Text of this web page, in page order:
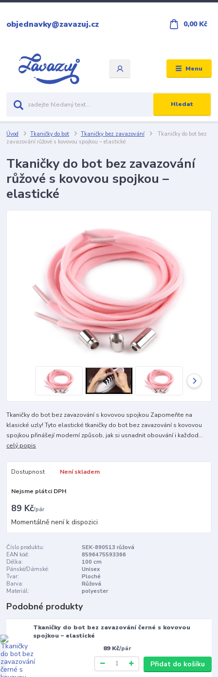
Menu
Hledat
objednavky@zavazuj.cz 0,00 Kč
Úvod Tkaničky do bot Tkaničky bez zavazování
Tkaničky do bot bez
zavazování růžové s kovovou spojkou – elastické
Tkaničky do bot bez zavazování
růžové s kovovou spojkou –
elastické
Tkaničky do bot bez zavazování s kovovou spojkou Zapomeňte na
klasické uzly! Tyto elastické tkaničky do bot bez zavazování s kovovou
spojkou přinášejí moderní způsob, jak si usnadnit obouvání i každod...
celý popis
Dostupnost Není skladem
Nejsme plátci DPH
89 Kč/pár
Momentálně není k dispozici
Číslo produktu:
SEK-890513 růžová
EAN kód:
8596475593366
Délka:
100 cm
Pánské/Dámské:
Unisex
Tvar:
Ploché
Barva:
Růžová
Materiál:
polyester
Podobné produkty
Tkaničky do bot bez zavazování černé s kovovou
spojkou – elastické
89 Kč/pár
Přidat do košíku